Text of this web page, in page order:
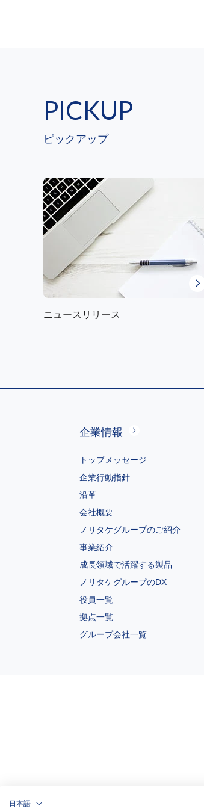
PICKUP
ピックアップ
ニュースリリース
企業情報
トップメッセージ
企業行動指針
沿革
会社概要
ノリタケグループのご紹介
事業紹介
成長領域で活躍する製品
ノリタケグループのDX
役員一覧
拠点一覧
グループ会社一覧
日本語